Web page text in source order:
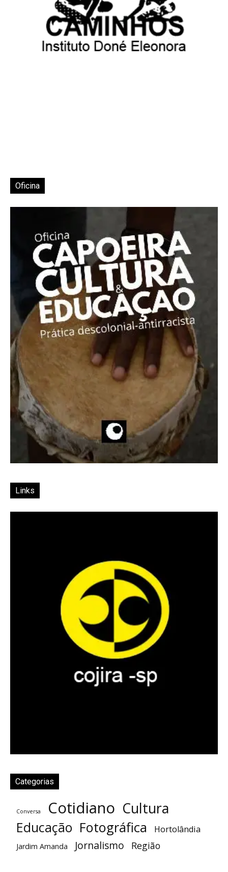
Oficina
Links
Categorias
Conversa Cotidiano Cultura
Educação Fotográfica Hortolândia
Jardim Amanda Jornalismo Região